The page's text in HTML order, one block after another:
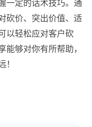
一定的话术技巧。通
砍价、突出价值、适
以轻松应对客户砍
能够对你有所帮助，
！